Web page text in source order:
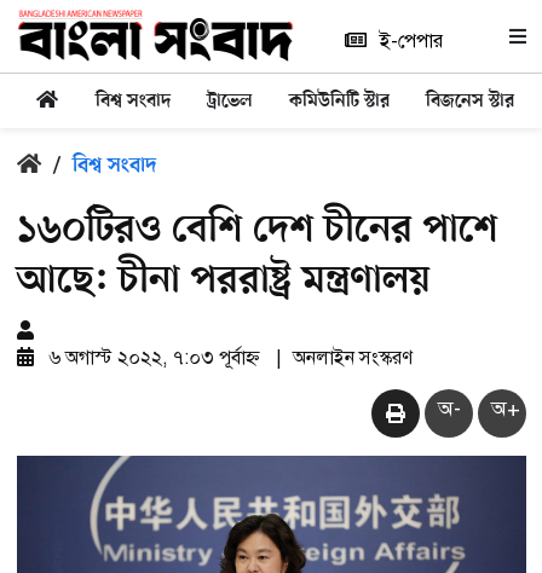
ই-পেপার
বিশ্ব সংবাদ ট্রাভেল কমিউনিটি স্টার বিজনেস স্টার
/ বিশ্ব সংবাদ
১৬০টিরও বেশি দেশ চীনের পাশে
আছে: চীনা পররাষ্ট্র মন্ত্রণালয়
৬ অগাস্ট ২০২২, ৭:০৩ পূর্বাহ্ন অনলাইন সংস্করণ
অ- অ+